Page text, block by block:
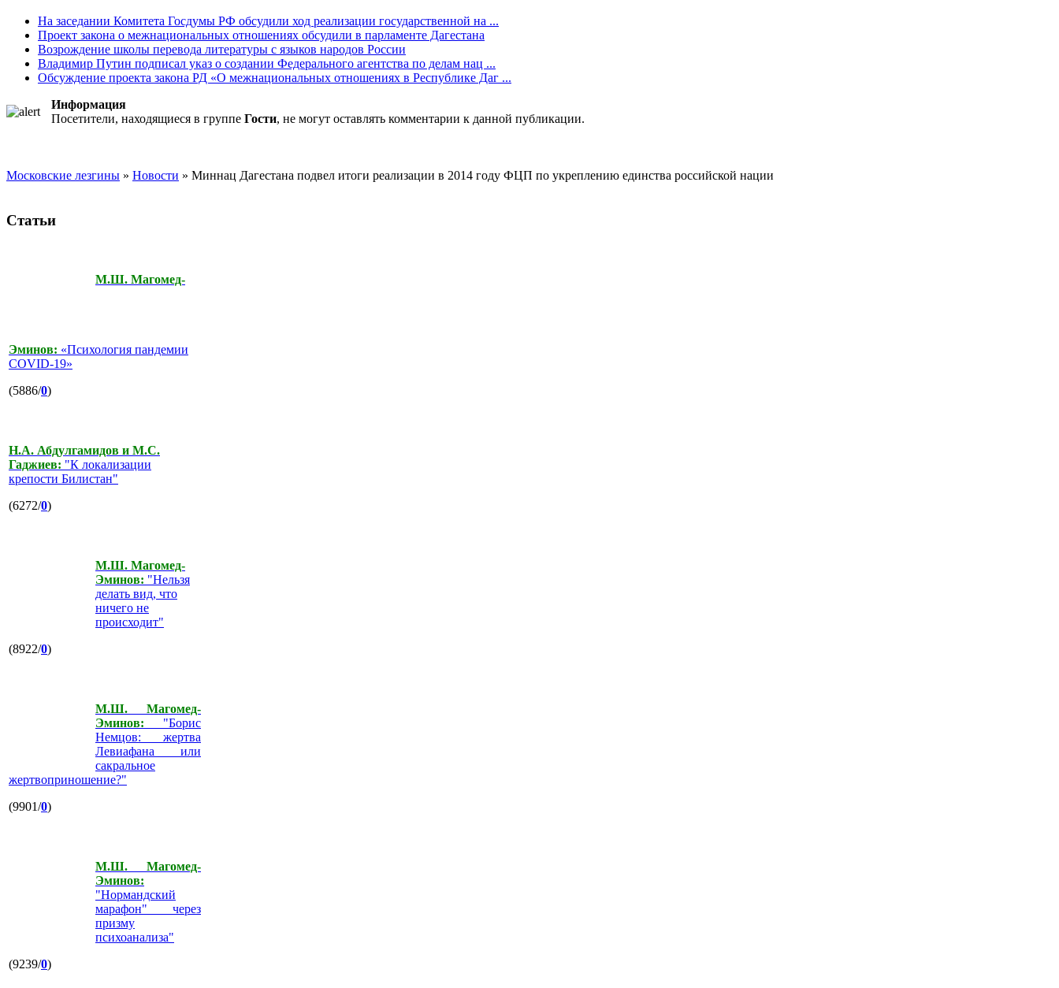
На заседании Комитета Госдумы РФ обсудили ход реализации государственной на ...
Проект закона о межнациональных отношениях обсудили в парламенте Дагестана
Возрождение школы перевода литературы с языков народов России
Владимир Путин подписал указ о создании Федерального агентства по делам нац ...
Обсуждение проекта закона РД «О межнациональных отношениях в Республике Даг ...
Информация
Посетители, находящиеся в группе Гости, не могут оставлять комментарии к данной публикации.
Московские лезгины » Новости » Миннац Дагестана подвел итоги реализации в 2014 году ФЦП по укреплению единства российской нации
Статьи
М.Ш. Магомед-
Эминов: «Психология пандемии
COVID-19»
(5886/0)
Н.А. Абдулгамидов и М.С.
Гаджиев: "К локализации
крепости Билистан"
(6272/0)
М.Ш. Магомед-
Эминов: "Нельзя
делать вид, что
ничего не
происходит"
(8922/0)
М.Ш. Магомед-
Эминов: "Борис
Немцов: жертва
Левиафана или
сакральное
жертвоприношение?"
(9901/0)
М.Ш. Магомед-
Эминов:
"Нормандский
марафон" через
призму
психоанализа"
(9239/0)